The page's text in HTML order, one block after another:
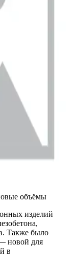
объёмы
изделий
Также было
новой для
в